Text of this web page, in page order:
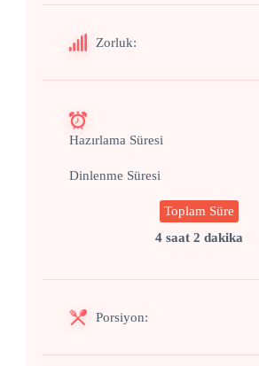
Zorluk:
Hazırlama Süresi
Dinlenme Süresi
Toplam Süre
4 saat 2 dakika
Porsiyon: